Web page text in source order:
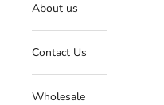
About us
Contact Us
Wholesale